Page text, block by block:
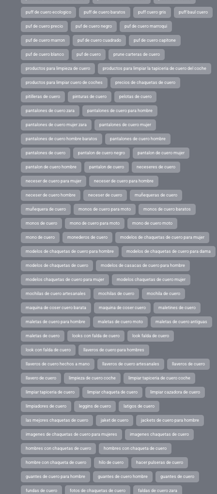
puff de cuero ecologico puff de cuero baratos puff cuero gris puff baul cuero
puf de cuero precio puf de cuero negro puf de cuero marroqui
puf de cuero marron puf de cuero cuadrado puf de cuero capitone
puf de cuero blanco puf de cuero prune carteras de cuero
productos para limpieza de cuero productos para limpiar la tapiceria de cuero del coche
productos para limpiar cuero de coches precios de chaquetas de cuero
pitilleras de cuero pinturas de cuero pelotas de cuero
pantalones de cuero zara pantalones de cuero para hombre
pantalones de cuero mujer zara pantalones de cuero mujer
pantalones de cuero hombre baratos pantalones de cuero hombre
pantalones de cuero pantalon de cuero negro pantalon de cuero mujer
pantalon de cuero hombre pantalon de cuero neceseres de cuero
neceser de cuero para mujer neceser de cuero para hombre
neceser de cuero hombre neceser de cuero muñequeras de cuero
muñequera de cuero monos de cuero para moto monos de cuero baratos
monos de cuero mono de cuero para moto mono de cuero moto
mono de cuero monederos de cuero modelos de chaquetas de cuero para mujer
modelos de chaquetas de cuero para hombre modelos de chaquetas de cuero para dama
modelos de chaquetas de cuero modelos de casacas de cuero para hombre
modelos chaquetas de cuero para mujer modelos chaquetas de cuero mujer
mochilas de cuero artesanales mochilas de cuero mochila de cuero
maquina de coser cuero barata maquina de coser cuero maletines de cuero
maletas de cuero para hombre maletas de cuero moto maletas de cuero antiguas
maletas de cuero looks con falda de cuero look falda de cuero
look con falda de cuero llaveros de cuero para hombres
llaveros de cuero hechos a mano llaveros de cuero artesanales llaveros de cuero
llavero de cuero limpieza de cuero coche limpiar tapiceria de cuero coche
limpiar tapiceria de cuero limpiar chaqueta de cuero limpiar cazadora de cuero
limpiadores de cuero leggins de cuero latigos de cuero
las mejores chaquetas de cuero jaket de cuero jackets de cuero para hombre
imagenes de chaquetas de cuero para mujeres imagenes chaquetas de cuero
hombres con chaquetas de cuero hombres con chaqueta de cuero
hombre con chaqueta de cuero hilo de cuero hacer pulseras de cuero
guantes de cuero para hombre guantes de cuero hombre guantes de cuero
fundas de cuero fotos de chaquetas de cuero faldas de cuero zara